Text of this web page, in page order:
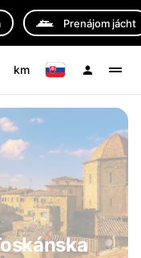
Prenájom jácht
km